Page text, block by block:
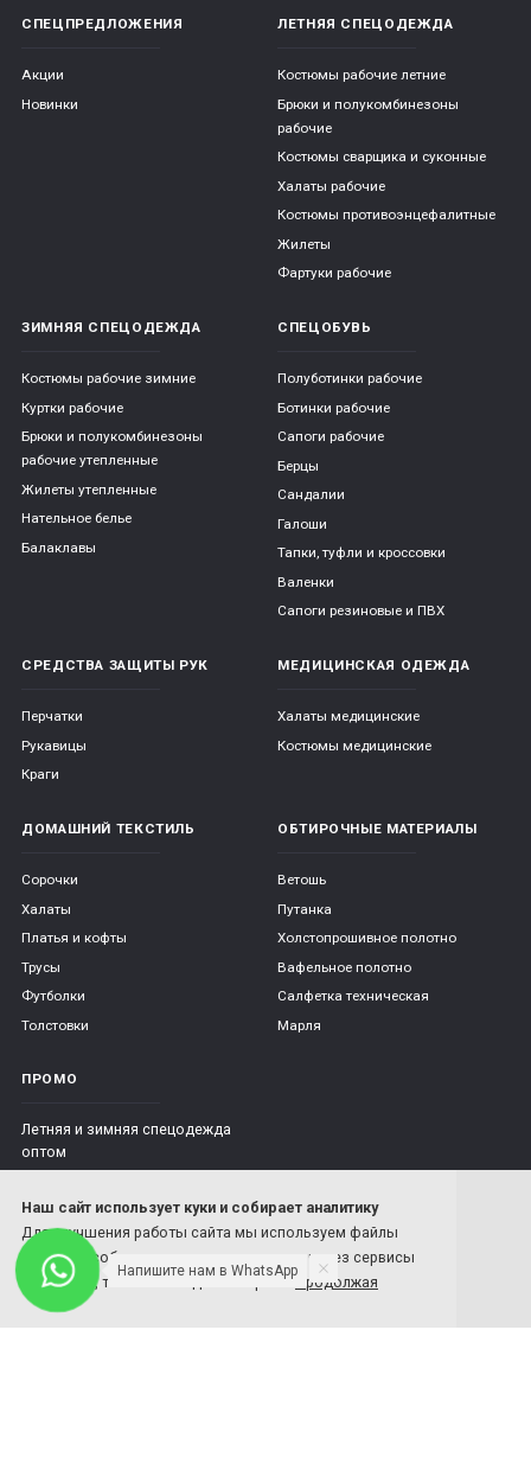
Наш сайт использует куки и собирает аналитику
Для улучшения работы сайта мы используем файлы
cookies и собираем анонимные данные через сервисы
аналитики, такие как ЯндексМетрика.
Продолжая
использовать сайт, вы соглашаетесь с нашей политикой
СПЕЦПРЕДЛОЖЕНИЯ
Акции
Новинки
ЛЕТНЯЯ СПЕЦОДЕЖДА
Костюмы рабочие летние
Брюки и полукомбинезоны
рабочие
Костюмы сварщика и суконные
Халаты рабочие
Костюмы противоэнцефалитные
Жилеты
Фартуки рабочие
ЗИМНЯЯ СПЕЦОДЕЖДА
Костюмы рабочие зимние
Куртки рабочие
Брюки и полукомбинезоны
рабочие утепленные
Жилеты утепленные
Нательное белье
Балаклавы
СПЕЦОБУВЬ
Полуботинки рабочие
Ботинки рабочие
Сапоги рабочие
Берцы
Сандалии
Галоши
Тапки, туфли и кроссовки
Валенки
Сапоги резиновые и ПВХ
СРЕДСТВА ЗАЩИТЫ РУК
Перчатки
Рукавицы
Краги
МЕДИЦИНСКАЯ ОДЕЖДА
Халаты медицинские
Костюмы медицинские
ДОМАШНИЙ ТЕКСТИЛЬ
Сорочки
Халаты
Платья и кофты
Трусы
Футболки
Толстовки
ОБТИРОЧНЫЕ МАТЕРИАЛЫ
Ветошь
Путанка
Холстопрошивное полотно
Вафельное полотно
Салфетка техническая
Марля
ПРОМО
Летняя и зимняя спецодежда
оптом
Напишите нам в WhatsApp